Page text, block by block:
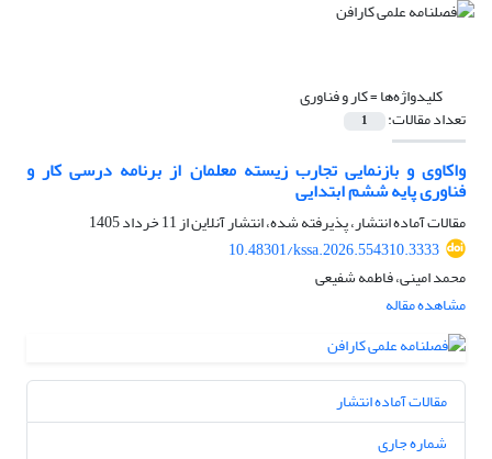
کلیدواژه‌ها =کار و فناوری
تعداد مقالات: 1
واکاوی و بازنمایی تجارب زیسته معلمان از برنامه درسی کار و
فناوری پایه ششم ابتدایی
مقالات آماده انتشار، پذیرفته شده، انتشار آنلاین از11 خرداد 1405
10.48301/kssa.2026.554310.3333
محمد امینی، فاطمه شفیعی
مشاهده مقاله
مقالات آماده انتشار
شماره جاری